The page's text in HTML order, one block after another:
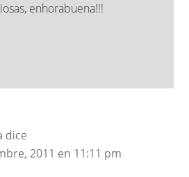
enhorabuena!!!
dice
2011 en 11:11 pm